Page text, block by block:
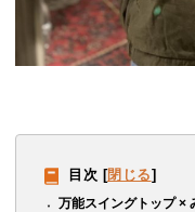
目次 [閉じる]
万能スイングトップ ×